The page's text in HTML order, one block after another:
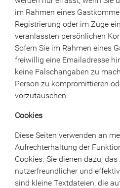
im Rahmen eines
Registrierung oder im Zuge
veranlassten persönlichen
Sofern Sie im Rahmen eines
freiwillig eine Emailadresse
keine Falschangaben zu
Person zu kompromittieren
vorzutäuschen.
Cookies
Diese Seiten verwenden an
Aufrechterhaltung der
Cookies. Sie dienen dazu,
nutzerfreundlicher und
sind kleine Textdateien, die